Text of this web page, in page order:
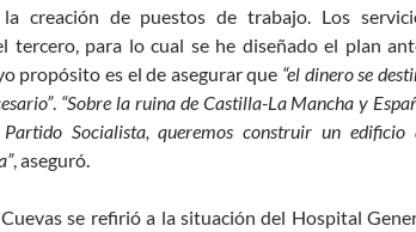
creación de puestos de trabajo. Los
tercero, para lo cual se he diseñado el plan
propósito es el de asegurar que “el dinero se
. “Sobre la ruina de Castilla-La Mancha y
Socialista, queremos construir un edificio
, aseguró.
se refirió a la situación del Hospital